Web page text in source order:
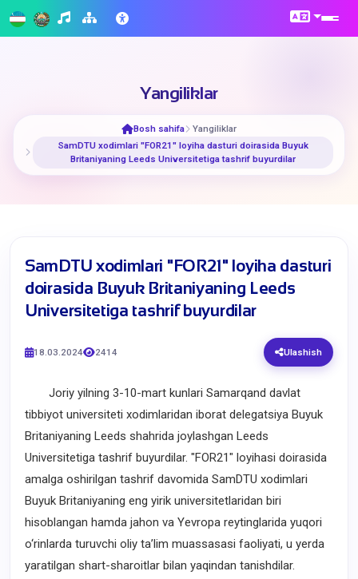
Yangiliklar
Bosh sahifa
Yangiliklar
​SamDTU xodimlari "FOR21" loyiha dasturi doirasida Buyuk
Britaniyaning Leeds Universitetiga tashrif buyurdilar
​SamDTU xodimlari "FOR21" loyiha dasturi
doirasida Buyuk Britaniyaning Leeds
Universitetiga tashrif buyurdilar
18.03.2024 2414 Ulashish
Joriy yilning 3-10-mart kunlari Samarqand davlat
tibbiyot universiteti xodimlaridan iborat delegatsiya Buyuk
Britaniyaning Leeds shahrida joylashgan Leeds
Universitetiga tashrif buyurdilar. "FOR21" loyihasi doirasida
amalga oshirilgan tashrif davomida SamDTU xodimlari
Buyuk Britaniyaning eng yirik universitetlaridan biri
hisoblangan hamda jahon va Yevropa reytinglarida yuqori
o‘rinlarda turuvchi oliy ta’lim muassasasi faoliyati, u yerda
yaratilgan shart-sharoitlar bilan yaqindan tanishdilar.